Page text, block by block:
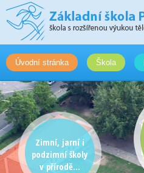
Úvodní stránka Škola
Zimní, jarní i
podzimní školy
v přírodě...